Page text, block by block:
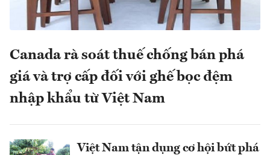
Canada rà soát thuế chống bán phá
giá và trợ cấp đối với ghế bọc đệm
nhập khẩu từ Việt Nam
Việt Nam tận dụng cơ hội bứt phá